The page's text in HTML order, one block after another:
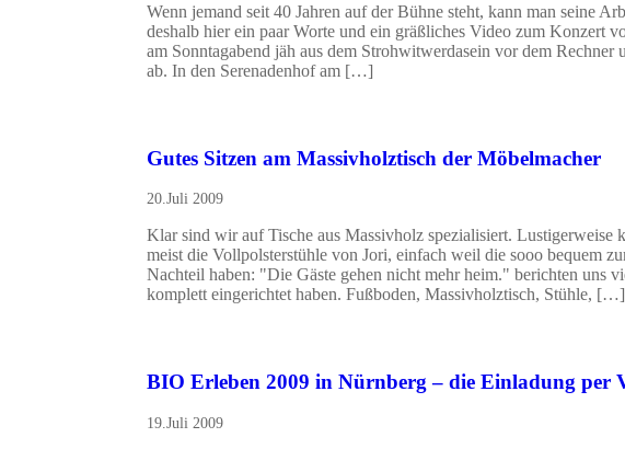
Wenn jemand seit 40 Jahren auf der Bühne steht, kann man seine
deshalb hier ein paar Worte und ein gräßliches Video zum Konzert
am Sonntagabend jäh aus dem Strohwitwerdasein vor dem
ab. In den Serenadenhof am […]
Gutes Sitzen am Massivholztisch der Möbelmacher
20.Juli 2009
Klar sind wir auf Tische aus Massivholz spezialisiert. Lustigerweise
meist die Vollpolsterstühle von Jori, einfach weil die sooo bequem
Nachteil haben: "Die Gäste gehen nicht mehr heim." berichten uns
komplett eingerichtet haben. Fußboden, Massivholztisch, Stühle, […]
BIO Erleben 2009 in Nürnberg – die Einladung per
19.Juli 2009